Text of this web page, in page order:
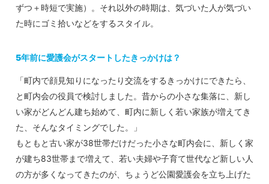
ずつ＋時短で実施）。それ以外の時期は、気づいた人が気づい
た時にゴミ拾いなどをするスタイル。
5年前に愛護会がスタートしたきっかけは？
「町内で顔見知りになったり交流をするきっかけにできたら、
と町内会の役員で検討しました。昔からの小さな集落に、新し
い家がどんどん建ち始めて、町内に新しく若い家族が増えてき
た、そんなタイミングでした。」
もともと古い家が38世帯だけだった小さな町内会に、新しく家
が建ち83世帯まで増えて、若い夫婦や子育て世代など新しい人
の方が多くなってきたのが、ちょうど公園愛護会を立ち上げた